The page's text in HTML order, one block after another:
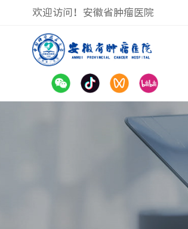
欢迎访问！安徽省肿瘤医院